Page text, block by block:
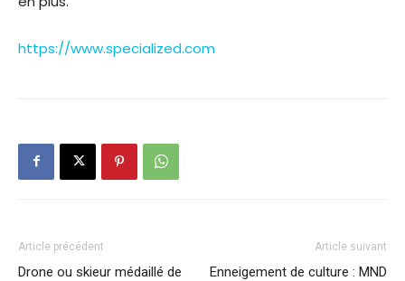
https://www.specialized.com
Article précédent
Drone ou skieur médaillé de
Article suivant
Enneigement de culture : MND